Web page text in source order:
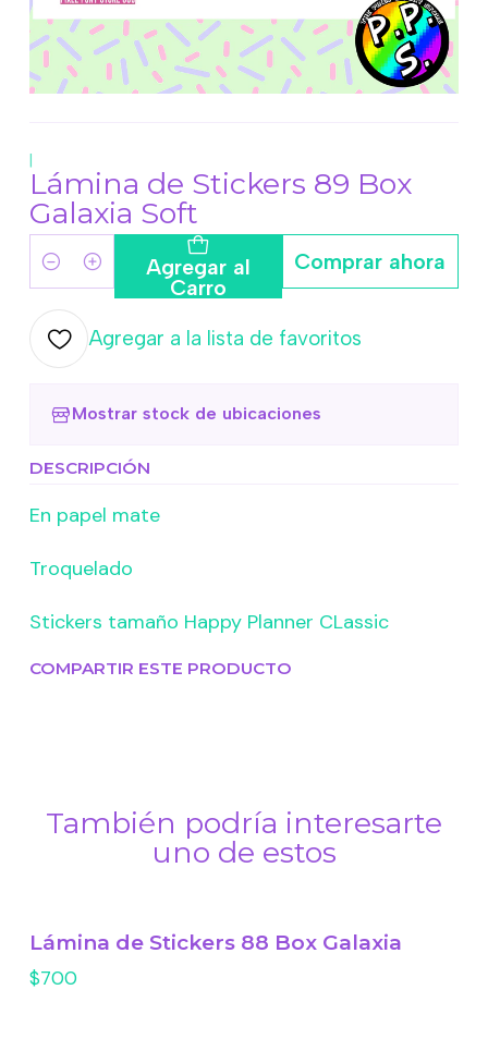
|
Lámina de Stickers 89 Box
Galaxia Soft
Cantidad Agregar al
Carro
Comprar ahora
Agregar a la lista de favoritos
Mostrar stock de ubicaciones
DESCRIPCIÓN
En papel mate
Troquelado
Stickers tamaño Happy Planner CLassic
COMPARTIR ESTE PRODUCTO
También podría interesarte
uno de estos
Lámina de Stickers 88 Box Galaxia
$700